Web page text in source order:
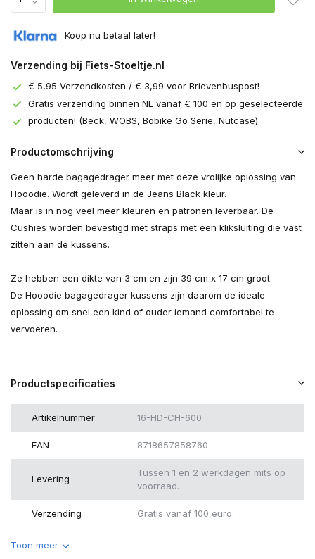
Koop nu betaal later!
Verzending bij Fiets-Stoeltje.nl
€ 5,95 Verzendkosten / € 3,99 voor Brievenbuspost!
Gratis verzending binnen NL vanaf € 100 en op geselecteerde
producten! (Beck, WOBS, Bobike Go Serie, Nutcase)
Productomschrijving
Geen harde bagagedrager meer met deze vrolijke oplossing van
Hooodie. Wordt geleverd in de Jeans Black kleur.
Maar is in nog veel meer kleuren en patronen leverbaar. De
Cushies worden bevestigd met straps met een kliksluiting die vast
zitten aan de kussens.
Ze hebben een dikte van 3 cm en zijn 39 cm x 17 cm groot.
De Hooodie bagagedrager kussens zijn daarom de ideale
oplossing om snel een kind of ouder iemand comfortabel te
vervoeren.
Productspecificaties
Artikelnummer 16-HD-CH-600
EAN 8718657858760
Levering
Tussen 1 en 2 werkdagen mits op
voorraad.
Verzending Gratis vanaf 100 euro.
Toon meer